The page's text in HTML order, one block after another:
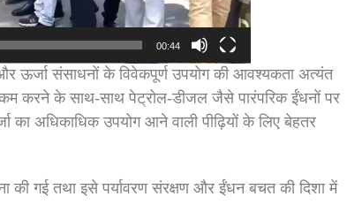
00:44
और ऊर्जा संसाधनों के विवेकपूर्ण उपयोग की आवश्यकता अत्यंत
कम करने के साथ-साथ पेट्रोल-डीजल जैसे पारंपरिक ईंधनों पर
का अधिकाधिक उपयोग आने वाली पीढ़ियों के लिए बेहतर
की गई तथा इसे पर्यावरण संरक्षण और ईंधन बचत की दिशा में